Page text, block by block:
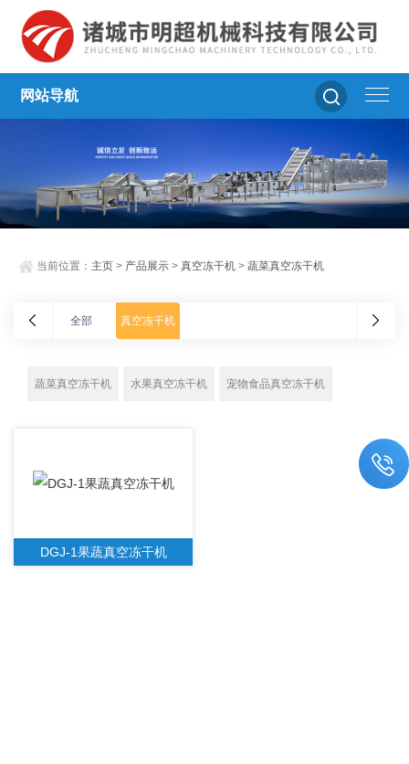
网站导航
当前位置： 主页 > 产品展示 >真空冻干机 >蔬菜真空冻干机
全部 真空冻干机
蔬菜真空冻干机 水果真空冻干机 宠物食品真空冻干机
DGJ-1果蔬真空冻干机